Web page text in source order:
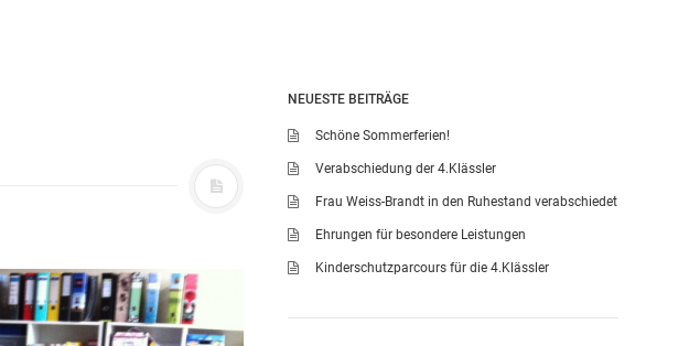
NEUESTE BEITRÄGE
Schöne Sommerferien!
Verabschiedung der 4.Klässler
Frau Weiss-Brandt in den Ruhestand verabschiedet
Ehrungen für besondere Leistungen
Kinderschutzparcours für die 4.Klässler